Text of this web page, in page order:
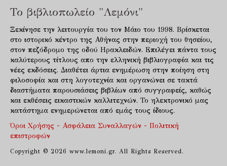
Το βιβλιοπωλείο "Λεμόνι"
Ξεκίνησε την λειτουργία του τον Μάιο του 1998. Βρίσκεται
στο ιστορικό κέντρο της Αθήνας στην περιοχή του θησείου,
στον πεζόδρομο της οδού Ηρακλειδών. Επιλέγει πάντα τους
καλύτερους τίτλους απο την ελληνική βιβλιογραφία και τις
νέες εκδόσεις. Διαθέτει άρτια ενημέρωση στην ποίηση στη
φιλοσοφία και στη λογοτεχνία και οργανώνει σε τακτά
διαστήματα παρουσιάσεις βιβλίων από συγγραφείς, καθώς
και εκθέσεις εικαστικών καλλιτεχνών. Το ηλεκτρονικό μας
κατάστημα ενημερώνεται από εμάς τους ίδιους.
Όροι Χρήσης - Ασφάλεια Συναλλαγών - Πολιτική
επιστροφών
Copyright © 2026 www.lemoni.gr. All Rights Reserved.